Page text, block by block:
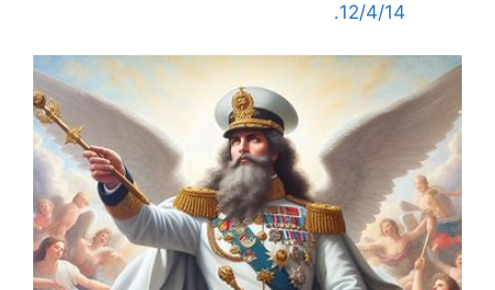
12/4/14.